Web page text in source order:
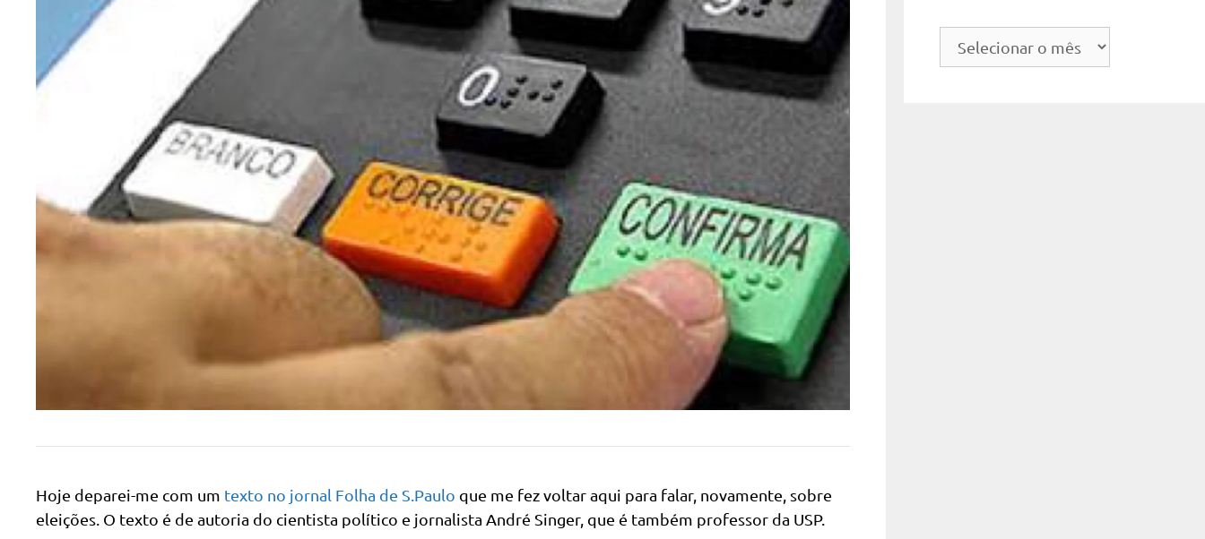
Hoje deparei-me com um texto no jornal Folha de S.Paulo que me fez voltar aqui para falar, novamente, sobre
eleições. O texto é de autoria do cientista político e jornalista André Singer, que é também professor da USP.
Arquivo